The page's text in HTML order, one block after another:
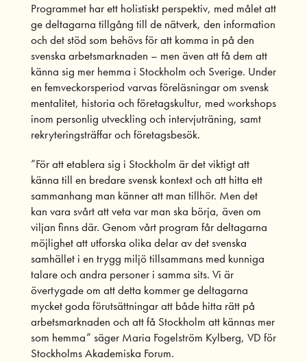
Programmet har ett holistiskt perspektiv, med målet att
ge deltagarna tillgång till de nätverk, den information
och det stöd som behövs för att komma in på den
svenska arbetsmarknaden – men även att få dem att
känna sig mer hemma i Stockholm och Sverige. Under
en femveckorsperiod varvas föreläsningar om svensk
mentalitet, historia och företagskultur, med workshops
inom personlig utveckling och intervjuträning, samt
rekryteringsträffar och företagsbesök.
”För att etablera sig i Stockholm är det viktigt att
känna till en bredare svensk kontext och att hitta ett
sammanhang man känner att man tillhör. Men det
kan vara svårt att veta var man ska börja, även om
viljan finns där. Genom vårt program får deltagarna
möjlighet att utforska olika delar av det svenska
samhället i en trygg miljö tillsammans med kunniga
talare och andra personer i samma sits. Vi är
övertygade om att detta kommer ge deltagarna
mycket goda förutsättningar att både hitta rätt på
arbetsmarknaden och att få Stockholm att kännas mer
som hemma” säger Maria Fogelström Kylberg, VD för
Stockholms Akademiska Forum.